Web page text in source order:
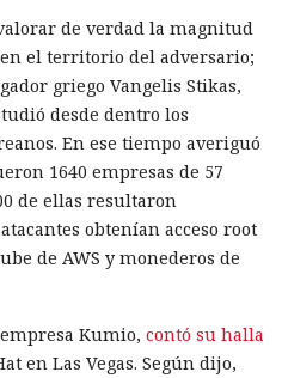
de verdad la magnitud
el territorio del adversario;
griego Vangelis Stikas,
desde dentro los
En ese tiempo averiguó
1640 empresas de 57
de ellas resultaron
obtenían acceso root
de AWS y monederos de
Kumio, contó su halla
en Las Vegas. Según dijo,